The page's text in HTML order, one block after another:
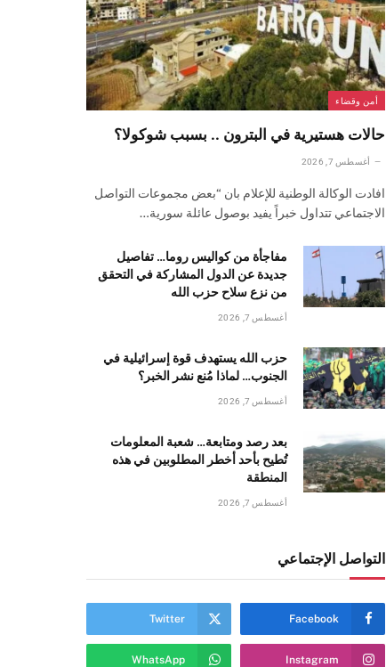
أمن وقضاء
حالات هستيرية في البترون .. بسبب شوكولا؟
أغسطس 7, 2026
افادت الوكالة الوطنية للإعلام بان “بعض مجموعات التواصل
الاجتماعي تتداول خبراً يفيد بوصول عائلة سورية…
مفاجأة من كواليس روما… تفاصيل
جديدة عن الدول المشاركة في التحقق
من نزع سلاح حزب الله
أغسطس 7, 2026
حزب الله يستهدف قوة إسرائيلية في
الجنوب… لماذا مُنع نشر الخبر؟
أغسطس 7, 2026
بعد رصد ومتابعة… شعبة المعلومات
تُطيح بأحد أخطر المطلوبين في هذه
المنطقة
أغسطس 7, 2026
التواصل الإجتماعي
Facebook
Twitter
Instagram
WhatsApp